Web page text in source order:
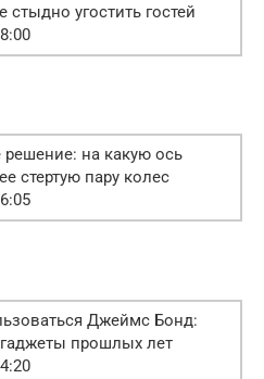
стыдно угостить гостей
на какую ось
стертую пару колес
Джеймс Бонд:
прошлых лет